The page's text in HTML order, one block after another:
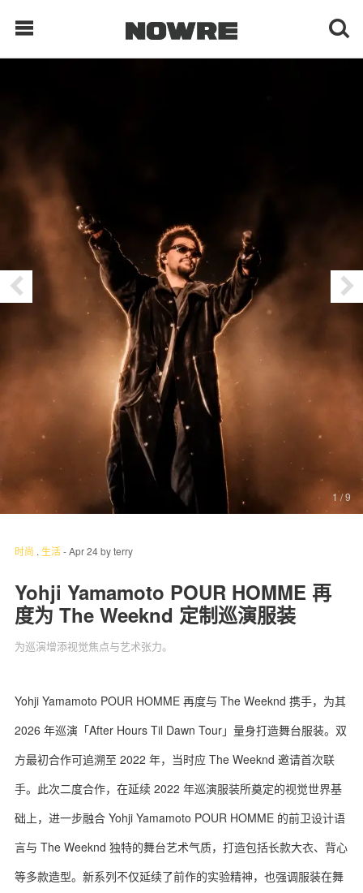
时 尚
球 鞋
生 活
科 技
关于我们 联系我们
1/ 9
时尚 . 生活-Apr 24byterry
Yohji Yamamoto POUR HOMME 再
度为 The Weeknd 定制巡演服装
为巡演增添视觉焦点与艺术张力。
Yohji Yamamoto POUR HOMME 再度与 The Weeknd 携手，为其
2026 年巡演「After Hours Til Dawn Tour」量身打造舞台服装。双
方最初合作可追溯至 2022 年，当时应 The Weeknd 邀请首次联
手。此次二度合作，在延续 2022 年巡演服装所奠定的视觉世界基
础上，进一步融合 Yohji Yamamoto POUR HOMME 的前卫设计语
言与 The Weeknd 独特的舞台艺术气质，打造包括长款大衣、背心
等多款造型。新系列不仅延续了前作的实验精神，也强调服装在舞